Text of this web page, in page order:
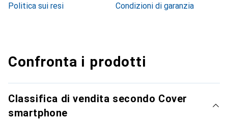
Politica sui resi
Condizioni di garanzia
Confronta i prodotti
Classifica di vendita secondo Cover
smartphone